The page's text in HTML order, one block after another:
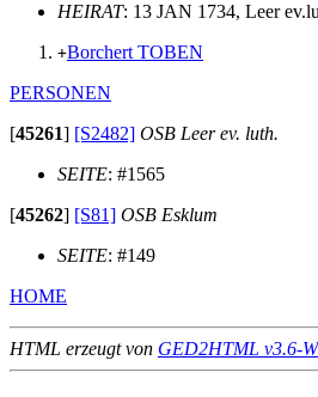
HEIRAT: 13 JAN 1734, Leer
+Borchert TOBEN
PERSONEN
[45261] [S2482] OSB Leer ev. luth.
SEITE: #1565
[45262] [S81] OSB Esklum
SEITE: #149
HOME
HTML erzeugt von GED2HTML v3.6-